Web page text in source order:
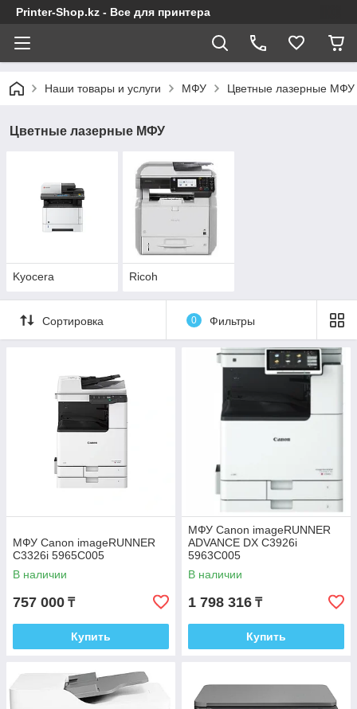
Printer-Shop.kz - Все для принтера
Наши товары и услуги МФУ Цветные лазерные МФУ
Цветные лазерные МФУ
Kyocera Ricoh
Сортировка 0 Фильтры
МФУ Canon imageRUNNER
C3326i 5965C005
В наличии
757 000 ₸
Купить
МФУ Canon imageRUNNER
ADVANCE DX C3926i
5963C005
В наличии
1 798 316 ₸
Купить